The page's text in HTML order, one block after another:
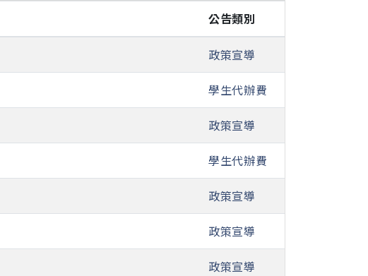
公告類別
政策宣導
學生代辦費
政策宣導
學生代辦費
政策宣導
政策宣導
政策宣導